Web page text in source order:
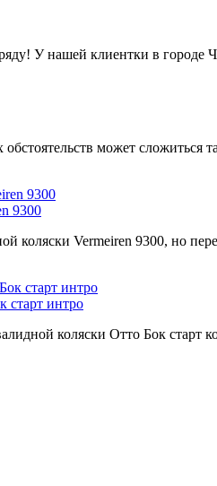
У нашей клиентки в
может сложиться
9300
коляски Vermeiren 9300, но
старт интро
коляски Отто Бок старт